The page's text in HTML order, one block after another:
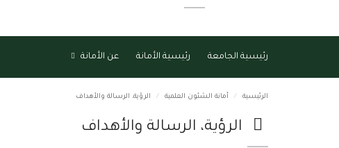
رئيسية الجامعة رئيسية الأمانة عن الأمانة
الرئيسية أمانة الشئون العلمية الرؤية، الرسالة والأهداف
الرؤية، الرسالة والأهداف